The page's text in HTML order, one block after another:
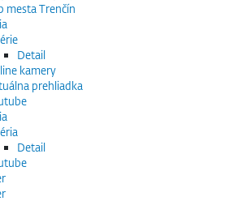
mesta Trenčín
Detail
kamery
prehliadka
Detail